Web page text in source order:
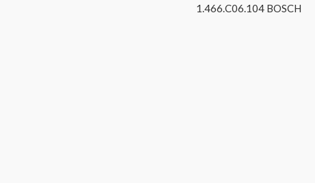
1.466.C06.104 BOSCH